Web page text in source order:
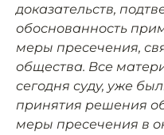
доказательств,
обоснованность
меры пресечения,
общества. Все
сегодня суду, уже
принятия решения
меры пресечения в